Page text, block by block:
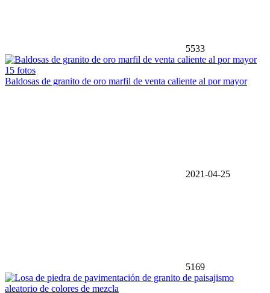
5533
15 fotos
Baldosas de granito de oro marfil de venta caliente al por mayor
2021-04-25
5169